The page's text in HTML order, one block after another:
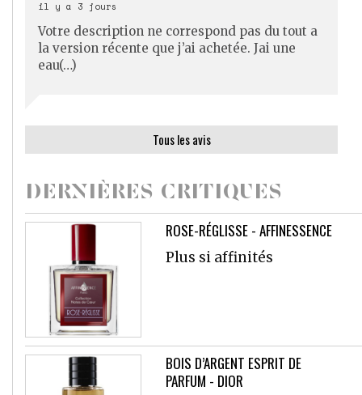
il y a 3 jours
Votre description ne correspond pas du tout a
la version récente que j’ai achetée. Jai une
eau(…)
Tous les avis
DERNIÈRES CRITIQUES
ROSE-RÉGLISSE - AFFINESSENCE
Plus si affinités
BOIS D’ARGENT ESPRIT DE
PARFUM - DIOR